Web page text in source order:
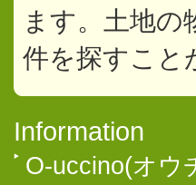
ます。土地
件を探すこと
Information
O-uccino(オウ